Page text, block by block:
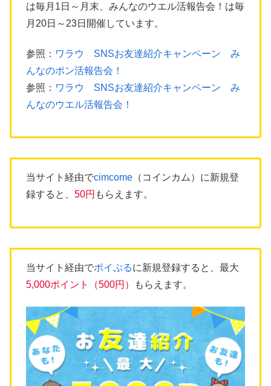
は毎月1日～月末、みんなのウエル活報告会！は毎
月20日～23日開催しています。
参照： ワラウ SNSお友達紹介キャンペーン み
んなのポン活報告会！
参照： ワラウ SNSお友達紹介キャンペーン み
んなのウエル活報告会！
当サイト経由でcimcome （コインカム）に新規登
録すると、 50円 もらえます。
当サイト経由でポイぷるに新規登録すると、最大
5,000ポイント（500円）
もらえます。